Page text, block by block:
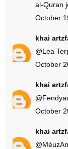
al-Quran
October
khai
@Lea
October
khai
@Fendy
October
khai
@